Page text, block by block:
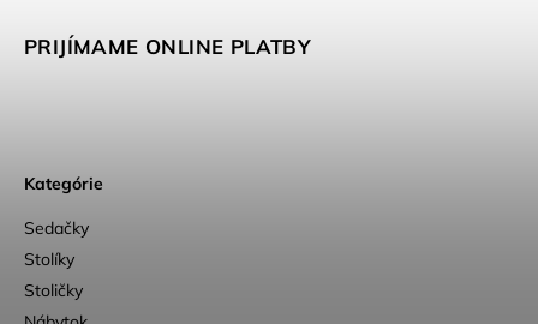
PRIJÍMAME ONLINE PLATBY
Kategórie
Sedačky
Stolíky
Stoličky